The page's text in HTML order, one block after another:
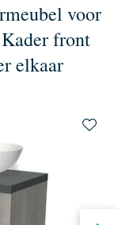
voor
front
elkaar